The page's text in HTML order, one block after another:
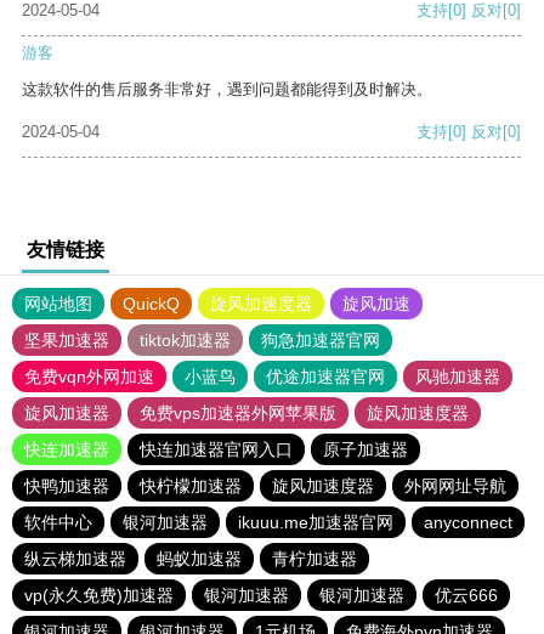
2024-05-04 支持[0] 反对[0]
游客
这款软件的售后服务非常好，遇到问题都能得到及时解决。
2024-05-04 支持[0] 反对[0]
友情链接
网站地图 QuickQ 旋风加速度器
旋风加速
坚果加速器
tiktok加速器
狗急加速器官网
免费vqn外网加速
小蓝鸟 优途加速器官网
风驰加速器
旋风加速器
免费vps加速器外网苹果版
旋风加速度器
快连加速器
快连加速器官网入口
原子加速器
快鸭加速器
快柠檬加速器 旋风加速度器
外网网址导航
软件中心
银河加速器 ikuuu.me加速器官网
anyconnect
纵云梯加速器
蚂蚁加速器
青柠加速器
vp(永久免费)加速器
银河加速器 银河加速器
优云666